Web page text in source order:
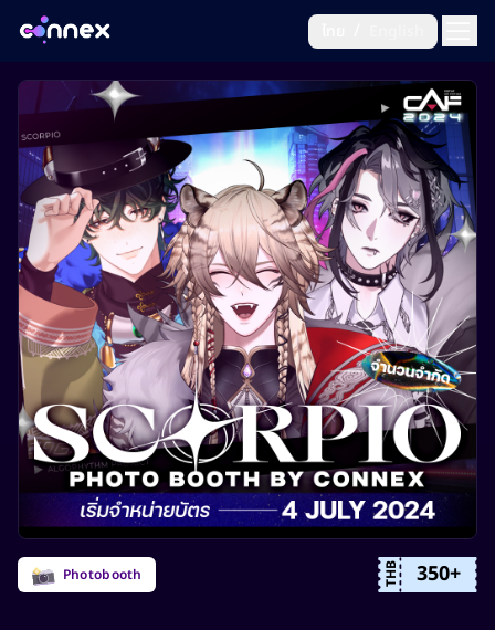
ไทย / English
Photobooth THB 350+